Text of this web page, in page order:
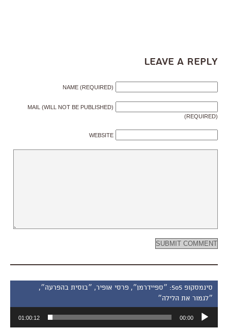
Leave a Reply
NAME (REQUIRED)
MAIL (WILL NOT BE PUBLISHED)
(REQUIRED)
WEBSITE
סינמסקופ 505: ״ספיידרמן״, פרסי אופיר, ״בוסית בהפרעה״,
״לגמור את הלילה״
אודיו
00:00
01:00:12